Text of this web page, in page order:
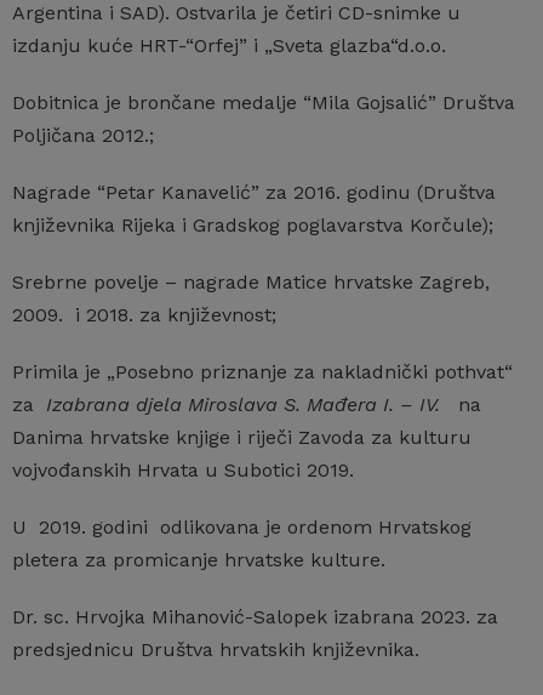
Argentina i SAD). Ostvarila je četiri CD-snimke u
izdanju kuće HRT-“Orfej” i „Sveta glazba“d.o.o.
Dobitnica je brončane medalje “Mila Gojsalić” Društva
Poljičana 2012.;
Nagrade “Petar Kanavelić” za 2016. godinu (Društva
književnika Rijeka i Gradskog poglavarstva Korčule);
Srebrne povelje – nagrade Matice hrvatske Zagreb,
2009. i 2018. za književnost;
Primila je „Posebno priznanje za nakladnički pothvat“
za
Izabrana djela Miroslava S. Mađera I. – IV.
na
Danima hrvatske knjige i riječi Zavoda za kulturu
vojvođanskih Hrvata u Subotici 2019.
U 2019. godini odlikovana je ordenom Hrvatskog
pletera za promicanje hrvatske kulture.
Dr. sc. Hrvojka Mihanović-Salopek izabrana 2023. za
predsjednicu Društva hrvatskih književnika.